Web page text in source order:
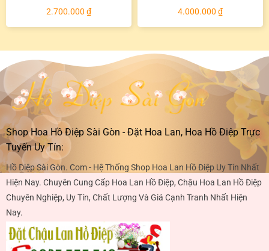
2.700.000 ₫ 4.000.000 ₫
Shop Hoa Hồ Điệp Sài Gòn - Đặt Hoa Lan, Hoa Hồ Điệp Trực
Tuyến Uy Tín:
Hồ Điệp Sài Gòn. Com - Hệ Thống Shop Hoa Lan Hồ Điệp Uy Tín Nhất
Hiện Nay. Chuyên Cung Cấp Hoa Lan Hồ Điệp, Chậu Hoa Lan Hồ Điệp
Chuyên Nghiệp, Uy Tín, Chất Lượng Và Giá Cạnh Tranh Nhất Hiện
Nay.